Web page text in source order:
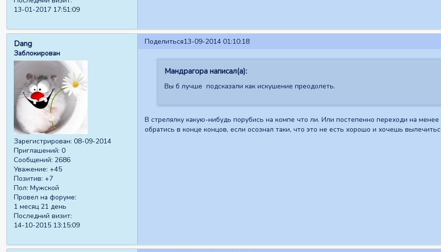
13-01-2017 17:51:09
Поделиться13-09-2014 01:10:18
Dang
Заблокирован
Зарегистрирован: 08-09-2014
Приглашений: 0
Сообщений: 2686
Уважение: +45
Позитив: +7
Пол: Мужской
Провел на форуме:
1 месяц 21 день
Последний визит:
14-10-2015 13:15:09
Мандрагора написал(а):
Вы б лучше подсказали как искушение преодолеть.
В стрелялку какую-нибудь порубись на компе что ли. Или постепенно переходи на
обратись в конце концов, если осознал таки, что это не есть хорошо и хочешь